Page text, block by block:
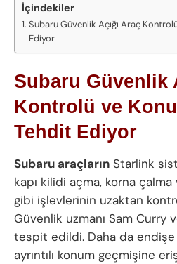
İçindekiler
Subaru Güvenlik Açığı Araç
Ediyor
Subaru Güvenlik
Kontrolü ve
Tehdit Ediyor
Subaru araçların Starlink
kapı kilidi açma, korna
gibi işlevlerinin uzaktan
Güvenlik uzmanı Sam Curry
tespit edildi. Daha da endişe
ayrıntılı konum geçmişine